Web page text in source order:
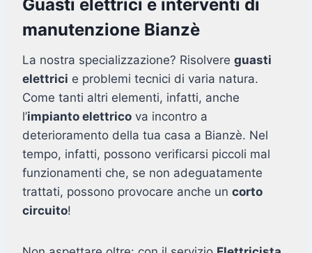
Guasti elettrici e interventi di
manutenzione Bianzè
La nostra specializzazione? Risolvere guasti
elettrici e problemi tecnici di varia natura.
Come tanti altri elementi, infatti, anche
l’impianto elettrico va incontro a
deterioramento della tua casa a Bianzè. Nel
tempo, infatti, possono verificarsi piccoli mal
funzionamenti che, se non adeguatamente
trattati, possono provocare anche un corto
circuito!